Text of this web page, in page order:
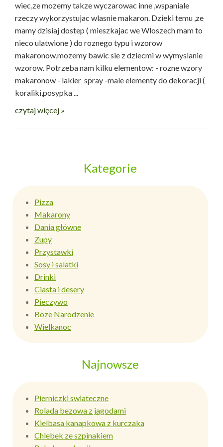
wiec,ze mozemy takze wyczarowac inne ,wspaniale
rzeczy wykorzystujac wlasnie makaron. Dzieki temu ,ze
mamy dzisiaj dostep ( mieszkajac we Wloszech mam to
nieco ulatwione ) do roznego typu i wzorow
makaronow,mozemy bawic sie z dziecmi w wymyslanie
wzorow. Potrzeba nam kilku elementow: - rozne wzory
makaronow - lakier spray -male elementy do dekoracji (
koraliki,posypka ...
czytaj więcej »
Kategorie
Pizza
Makarony
Dania główne
Zupy
Przystawki
Sosy i salatki
Drinki
Ciasta i desery
Pieczywo
Boze Narodzenie
Wielkanoc
Najnowsze
Pierniczki swiateczne
Rolada bezowa z jagodami
Kielbasa kanapkowa z kurczaka
Chlebek ze szpinakiem